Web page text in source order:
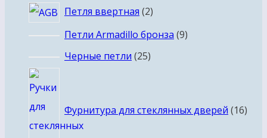
Петля ввертная 22
товара
Петли Armadillo бронза 99
Черные петли 2525
Фурнитура для стеклянных дверей 16